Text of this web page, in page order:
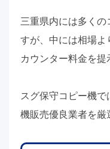
三重県内には多くの
すが、中には相場よ
カウンター料金を提
スグ保守コピー機
機販売優良業者を厳